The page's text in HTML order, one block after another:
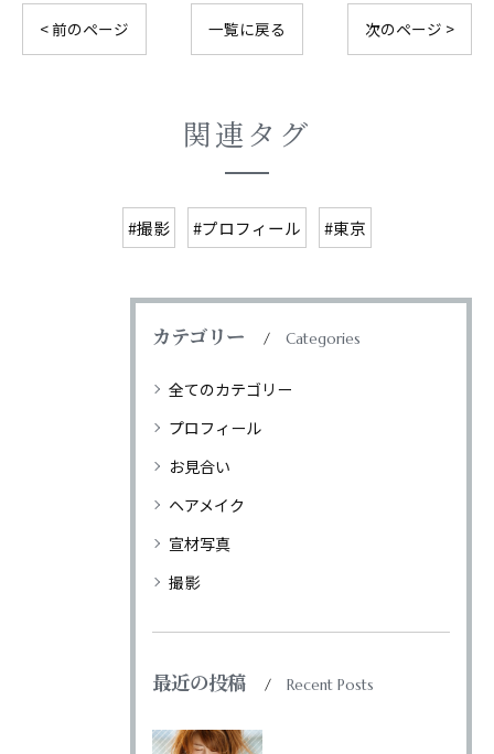
< 前のページ 一覧に戻る 次のページ >
関連タグ
#撮影 #プロフィール #東京
カテゴリー Categories
全てのカテゴリー
プロフィール
お見合い
ヘアメイク
宣材写真
撮影
最近の投稿 Recent Posts